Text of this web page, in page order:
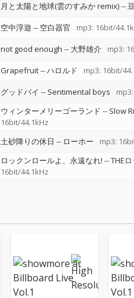
月と太陽と地球(雲のすみか remix)--
空中浮遊 -- 空白器官 mp3: 16bit/
not good enough -- 大野雄介 mp3:
Grapefruit--ハロルド mp3: 16bit/
グッドバイ -- Sentimental boys
ウィンターメリーゴーランド -- Slow
16bit/44.1kHz
土砂降りの休日 -- ローホー mp3:
ロックンロールよ、永遠なれ! --THE
16bit/44.1kHz